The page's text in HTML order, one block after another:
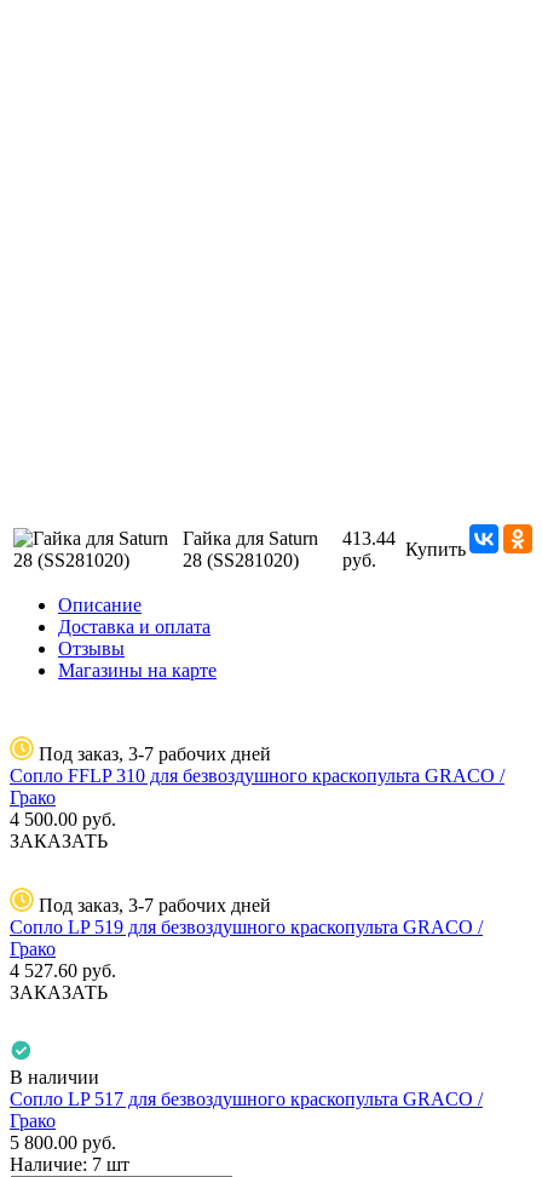
Гайка для Saturn
28 (SS281020)
413.44
руб.
Купить
Описание
Доставка и оплата
Отзывы
Магазины на карте
Под заказ, 3-7 рабочих дней
Сопло FFLP 310 для безвоздушного краскопульта GRACO /
Грако
4 500.00 руб.
ЗАКАЗАТЬ
Под заказ, 3-7 рабочих дней
Сопло LP 519 для безвоздушного краскопульта GRACO /
Грако
4 527.60 руб.
ЗАКАЗАТЬ
В наличии
Сопло LP 517 для безвоздушного краскопульта GRACO /
Грако
5 800.00 руб.
Наличие: 7 шт